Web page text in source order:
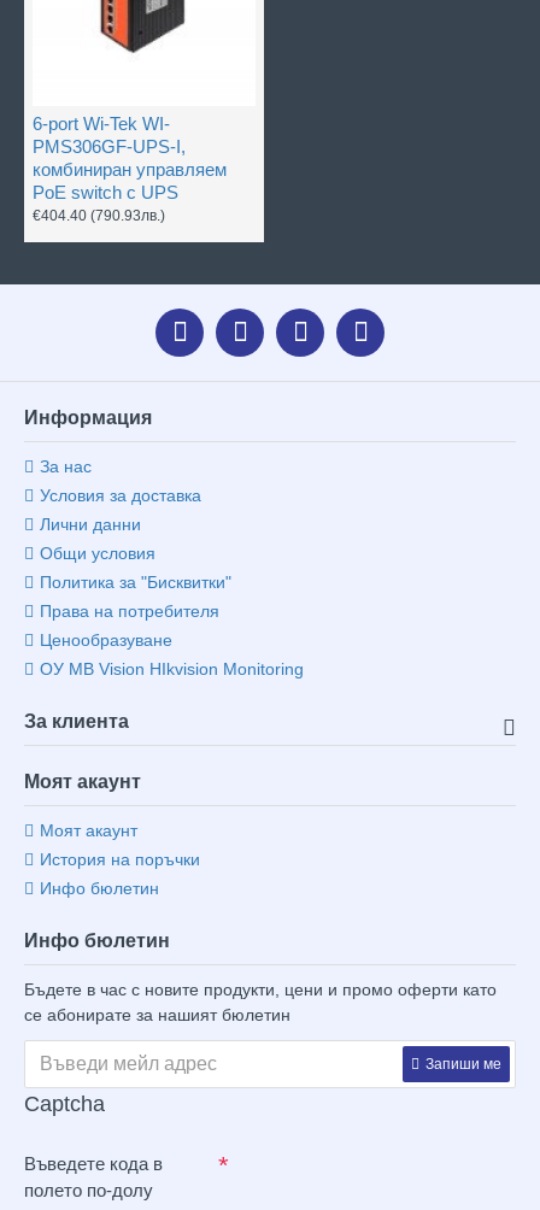
6-port Wi-Tek WI-
PMS306GF-UPS-I,
комбиниран управляем
PoE switch с UPS
€404.40 (790.93лв.)
Информация
За нас
Условия за доставка
Лични данни
Общи условия
Политика за "Бисквитки"
Права на потребителя
Ценообразуване
ОУ MB Vision HIkvision Monitoring
За клиента
Моят акаунт
Моят акаунт
История на поръчки
Инфо бюлетин
Инфо бюлетин
Бъдете в час с новите продукти, цени и промо оферти като
се абонирате за нашият бюлетин
Запиши ме
Captcha
Въведете кода в
полето по-долу